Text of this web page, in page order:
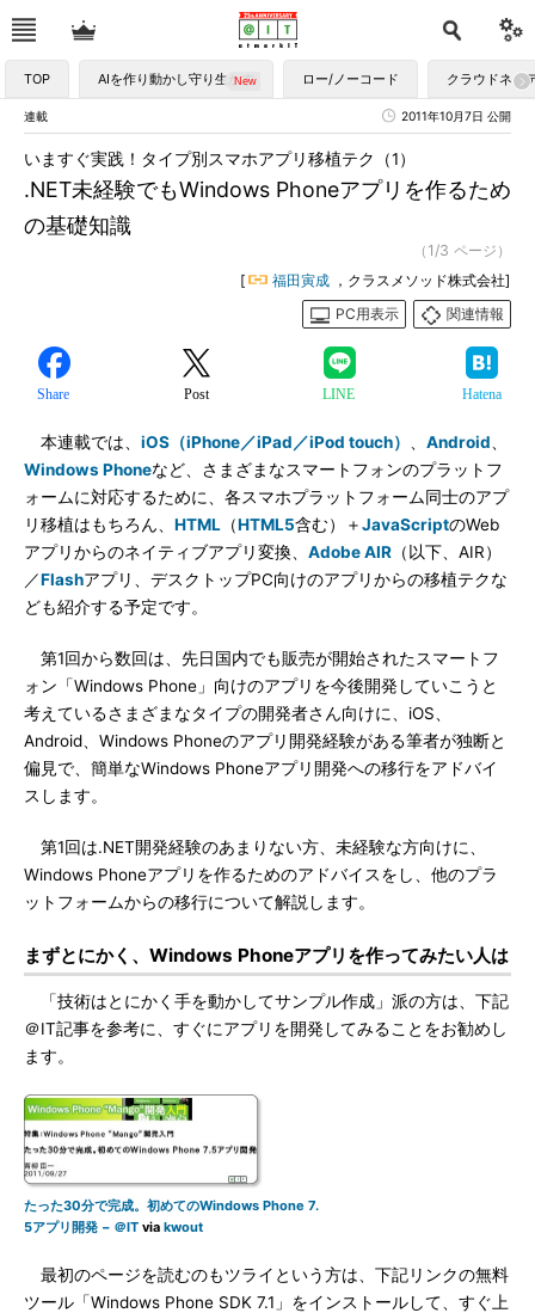
TOP AIを作り動かし守り生かす ロー/ノーコード クラウドネイ
連載 2011年10月7日 公開
.NET未経験でもWindows Phoneアプリを作るため
の基礎知識
いますぐ実践！タイプ別スマホアプリ移植テク（1）
（1/3 ページ）
[
福田寅成 ，クラスメソッド株式会社]
PC用表示
関連情報
Share Post LINE Hatena
本連載では、 iOS（iPhone／iPad／iPod touch） Android
Windows Phoneなど、さまざまなスマートフォンのプラットフ
ォームに対応するために、各スマホプラットフォーム同士のアプ
リ移植はもちろん、 HTML （HTML5含む）＋JavaScriptのWeb
アプリからのネイティブアプリ変換、 Adobe AIR （以下、AIR）
／Flashアプリ、デスクトップPC向けのアプリからの移植テクな
ども紹介する予定です。
第1回から数回は、先日国内でも販売が開始されたスマートフ
ォン「Windows Phone」向けのアプリを今後開発していこうと
考えているさまざまなタイプの開発者さん向けに、iOS、
Android、Windows Phoneのアプリ開発経験がある筆者が独断と
偏見で、簡単なWindows Phoneアプリ開発への移行をアドバイ
スします。
第1回は.NET開発経験のあまりない方、未経験な方向けに、
Windows Phoneアプリを作るためのアドバイスをし、他のプラ
ットフォームからの移行について解説します。
まずとにかく、Windows Phoneアプリを作ってみたい人は
「技術はとにかく手を動かしてサンプル作成」派の方は、下記
＠IT記事を参考に、すぐにアプリを開発してみることをお勧めし
ます。
たった30分で完成。初めてのWindows Phone 7.
5アプリ開発 − ＠IT via kwout
最初のページを読むのもツライという方は、下記リンクの無料
ツール「Windows Phone SDK 7.1」をインストールして、すぐ上